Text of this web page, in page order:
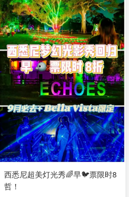
西悉尼超美灯光秀🌈早🐦票限时8
哲！